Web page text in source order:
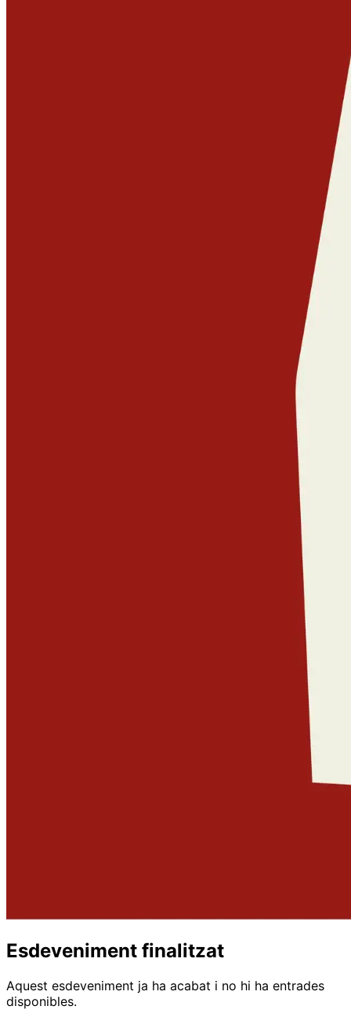
Esdeveniment finalitzat
Aquest esdeveniment ja ha acabat i no hi ha entrades
disponibles.